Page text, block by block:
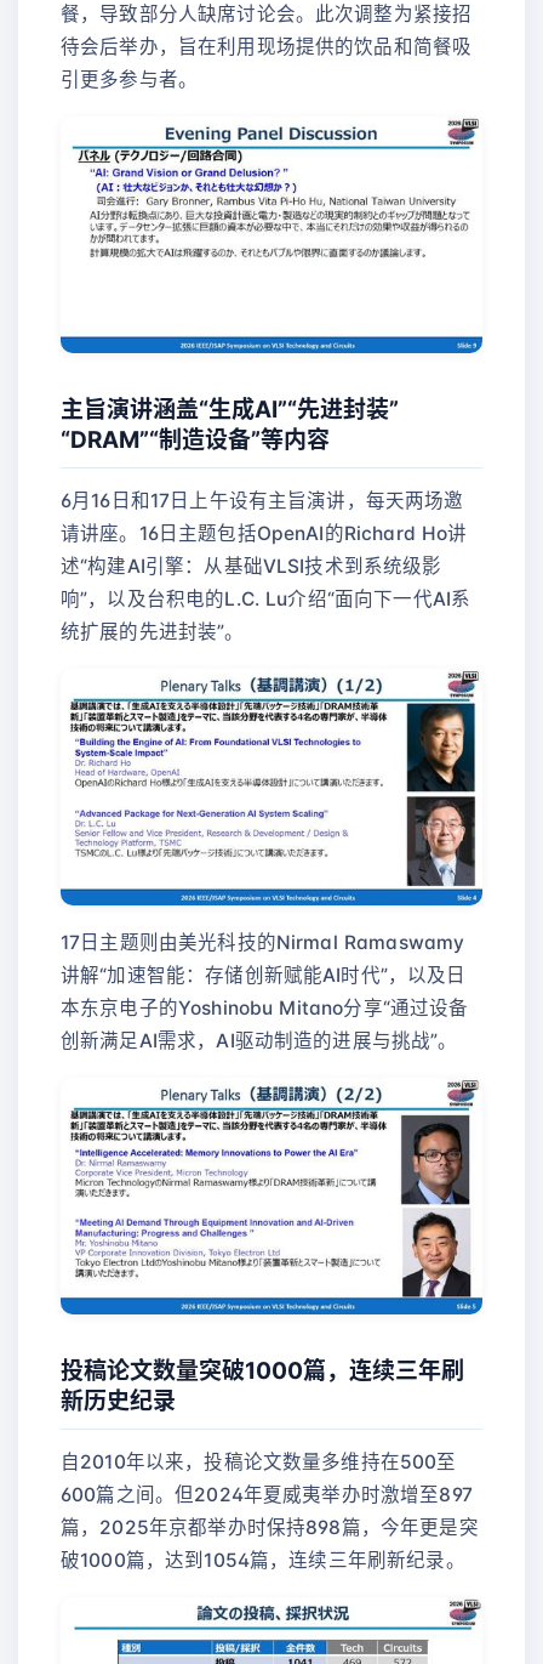
餐，导致部分人缺席讨论会。此次调整为紧接招
待会后举办，旨在利用现场提供的饮品和简餐吸
引更多参与者。
主旨演讲涵盖“生成AI”“先进封装”
“DRAM”“制造设备”等内容
6月16日和17日上午设有主旨演讲，每天两场邀
请讲座。16日主题包括OpenAI的Richard Ho讲
述“构建AI引擎：从基础VLSI技术到系统级影
响”，以及台积电的L.C. Lu介绍“面向下一代AI系
统扩展的先进封装”。
17日主题则由美光科技的Nirmal Ramaswamy
讲解“加速智能：存储创新赋能AI时代”，以及日
本东京电子的Yoshinobu Mitano分享“通过设备
创新满足AI需求，AI驱动制造的进展与挑战”。
投稿论文数量突破1000篇，连续三年刷
新历史纪录
自2010年以来，投稿论文数量多维持在500至
600篇之间。但2024年夏威夷举办时激增至897
篇，2025年京都举办时保持898篇，今年更是突
破1000篇，达到1054篇，连续三年刷新纪录。